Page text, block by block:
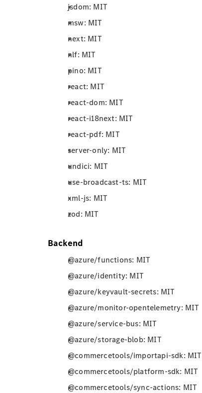
jsdom: MIT
msw: MIT
next: MIT
nlf: MIT
pino: MIT
react: MIT
react-dom: MIT
react-i18next: MIT
react-pdf: MIT
server-only: MIT
undici: MIT
use-broadcast-ts: MIT
xml-js: MIT
zod: MIT
Backend
@azure/functions: MIT
@azure/identity: MIT
@azure/keyvault-secrets: MIT
@azure/monitor-opentelemetry: MIT
@azure/service-bus: MIT
@azure/storage-blob: MIT
@commercetools/importapi-sdk: MIT
@commercetools/platform-sdk: MIT
@commercetools/sync-actions: MIT